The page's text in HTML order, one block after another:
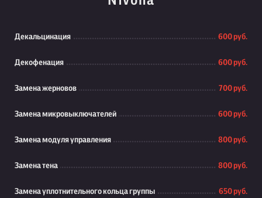
Декальцинация 600 руб.
Декофенация 600 руб.
Замена жерновов 700 руб.
Замена микровыключателей 600 руб.
Замена модуля управления 800 руб.
Замена тена 800 руб.
Замена уплотнительного кольца группы 650 руб.